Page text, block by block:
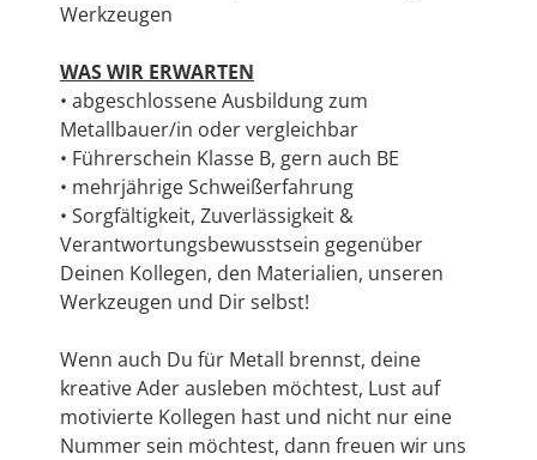
Werkzeugen
WAS WIR ERWARTEN
• abgeschlossene Ausbildung zum
Metallbauer/in oder vergleichbar
• Führerschein Klasse B, gern auch BE
• mehrjährige Schweißerfahrung
• Sorgfältigkeit, Zuverlässigkeit &
Verantwortungsbewusstsein gegenüber
Deinen Kollegen, den Materialien, unseren
Werkzeugen und Dir selbst!
Wenn auch Du für Metall brennst, deine
kreative Ader ausleben möchtest, Lust auf
motivierte Kollegen hast und nicht nur eine
Nummer sein möchtest, dann freuen wir uns